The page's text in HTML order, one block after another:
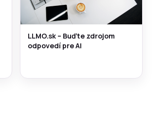
LLMO.sk – Buďte zdrojom
odpovedí pre AI